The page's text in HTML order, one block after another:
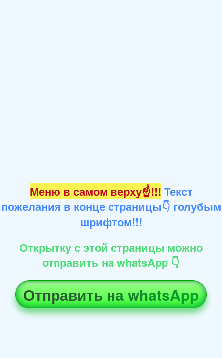
Меню в самом верху☝!!! Текст
пожелания в конце страницы👇 голубым
шрифтом!!!
Открытку с этой страницы можно
отправить на whatsApp 👇
Отправить на whatsApp